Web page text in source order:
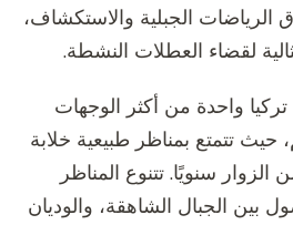
الرياضات الجبلية والاستكشاف،
لقضاء العطلات النشطة.
واحدة من أكثر الوجهات
حيث تتمتع بمناظر طبيعية خلابة
سنويًا. تتنوع المناظر
بين الجبال الشاهقة، والوديان